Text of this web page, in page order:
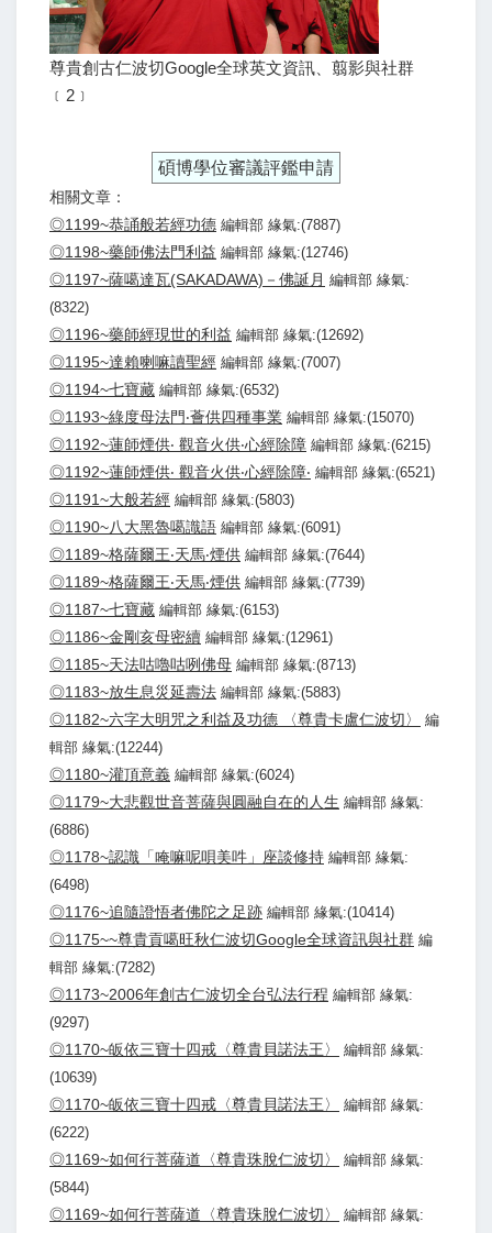
尊貴創古仁波切Google全球英文資訊、翦影與社群
﹝2﹞
碩博學位審議評鑑申請
相關文章：
◎1199~恭誦般若經功德 編輯部 緣氣:(7887)
◎1198~藥師佛法門利益 編輯部 緣氣:(12746)
◎1197~薩噶達瓦(SAKADAWA)－佛誕月 編輯部 緣氣:
(8322)
◎1196~藥師經現世的利益 編輯部 緣氣:(12692)
◎1195~達賴喇嘛讀聖經 編輯部 緣氣:(7007)
◎1194~七寶藏 編輯部 緣氣:(6532)
◎1193~綠度母法門‧薈供四種事業 編輯部 緣氣:(15070)
◎1192~蓮師煙供‧ 觀音火供‧心經除障 編輯部 緣氣:(6215)
◎1192~蓮師煙供‧ 觀音火供‧心經除障‧ 編輯部 緣氣:(6521)
◎1191~大般若經 編輯部 緣氣:(5803)
◎1190~八大黑魯噶識語 編輯部 緣氣:(6091)
◎1189~格薩爾王‧天馬‧煙供 編輯部 緣氣:(7644)
◎1189~格薩爾王‧天馬‧煙供 編輯部 緣氣:(7739)
◎1187~七寶藏 編輯部 緣氣:(6153)
◎1186~金剛亥母密續 編輯部 緣氣:(12961)
◎1185~天法咕嚕咕咧佛母 編輯部 緣氣:(8713)
◎1183~放生息災延壽法 編輯部 緣氣:(5883)
◎1182~六字大明咒之利益及功德 〈尊貴卡盧仁波切〉
編
輯部 緣氣:(12244)
◎1180~灌頂意義 編輯部 緣氣:(6024)
◎1179~大悲觀世音菩薩與圓融自在的人生 編輯部 緣氣:
(6886)
◎1178~認識「唵嘛呢唄美吽」座談修持 編輯部 緣氣:
(6498)
◎1176~追隨證悟者佛陀之足跡 編輯部 緣氣:(10414)
◎1175~~尊貴貢噶旺秋仁波切Google全球資訊與社群 編
輯部 緣氣:(7282)
◎1173~2006年創古仁波切全台弘法行程 編輯部 緣氣:
(9297)
◎1170~皈依三寶十四戒〈尊貴貝諾法王〉
編輯部 緣氣:
(10639)
◎1170~皈依三寶十四戒〈尊貴貝諾法王〉
編輯部 緣氣:
(6222)
◎1169~如何行菩薩道〈尊貴珠脫仁波切〉
編輯部 緣氣:
(5844)
◎1169~如何行菩薩道〈尊貴珠脫仁波切〉
編輯部 緣氣: